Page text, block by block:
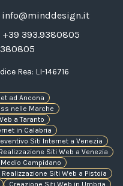
info@minddesign.it
+39 393.9380805
Rea: LI-146716
ad Ancona
nelle Marche
a Taranto
in Calabria
Siti Internet a Venezia
Realizzazione Siti Web a Venezia
Campidano
Realizzazione Siti Web a Pistoia
Creazione Siti Web in Umbria